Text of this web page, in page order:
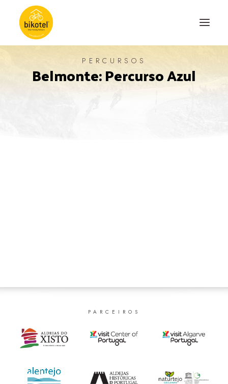
SOBRE NÓS
PERCURSOS
Belmonte: Percurso Azul
PARCEIROS